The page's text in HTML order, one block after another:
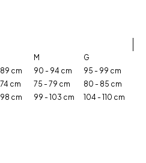
M
G
cm 90 - 94 cm
95 - 99 cm
cm 75 - 79 cm
80 - 85 cm
cm 99 - 103 cm 104 - 110 cm